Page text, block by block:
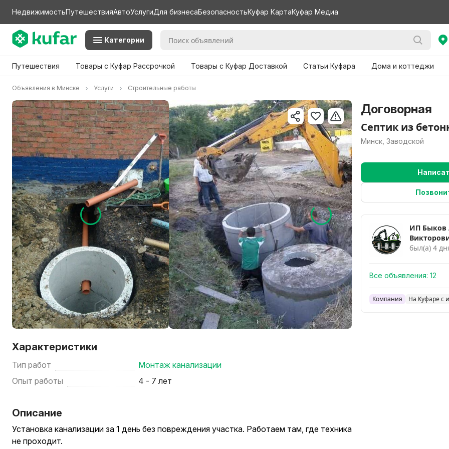
НедвижимостьПутешествияАвтоУслугиДля бизнесаБезопасностьКуфар КартаКуфар Медиа
Категории
Путешествия Товары с Куфар Рассрочкой Товары с Куфар Доставкой Статьи Куфара Дома и коттеджи
Объявления в Минске Услуги Строительные работы
Характеристики
Тип работ
Монтаж канализации
Опыт работы
4 - 7 лет
Описание
Установка канализации за 1 день без повреждения участка. Работаем там, где техника
не проходит.
Договорная
Септик из
Минск, Заводской
ИП Быков
был(а) 4
Все объявления: 12
Компания На Куфаре с